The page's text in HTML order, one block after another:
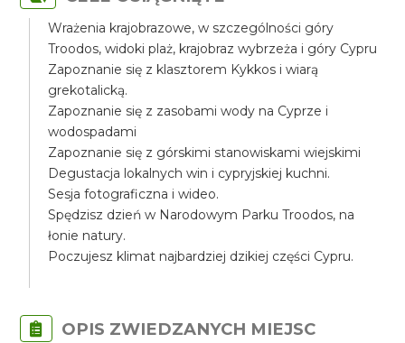
Wrażenia krajobrazowe, w szczególności góry
Troodos, widoki plaż, krajobraz wybrzeża i góry Cypru
Zapoznanie się z klasztorem Kykkos i wiarą
grekotalicką.
Zapoznanie się z zasobami wody na Cyprze i
wodospadami
Zapoznanie się z górskimi stanowiskami wiejskimi
Degustacja lokalnych win i cypryjskiej kuchni.
Sesja fotograficzna i wideo.
Spędzisz dzień w Narodowym Parku Troodos, na
łonie natury.
Poczujesz klimat najbardziej dzikiej części Cypru.
OPIS ZWIEDZANYCH MIEJSC